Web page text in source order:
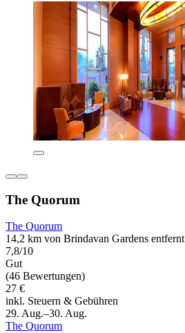
The Quorum
The Quorum
14,2 km von Brindavan Gardens entfernt
7,8/10
Gut
(46 Bewertungen)
27 €
inkl. Steuern & Gebühren
29. Aug.–30. Aug.
The Quorum